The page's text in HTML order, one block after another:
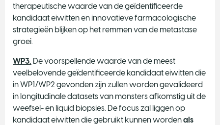
therapeutische waarde van de geïdentificeerde
kandidaat eiwitten en innovatieve farmacologische
strategieën blijken op het remmen van de metastase
groei.
WP3. De voorspellende waarde van de meest
veelbelovende geïdentificeerde kandidaat eiwitten die
in WP1/WP2 gevonden zijn zullen worden gevalideerd
in longitudinale datasets van monsters afkomstig uit de
weefsel- en liquid biopsies. De focus zal liggen op
kandidaat eiwitten die gebruikt kunnen wordenals